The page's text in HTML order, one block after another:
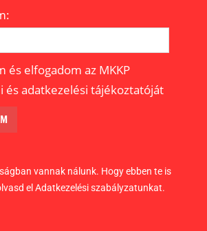
és elfogadom az MKKP
és adatkezelési tájékoztatóját
vannak nálunk. Hogy ebben te is
el Adatkezelési szabályzatunkat.